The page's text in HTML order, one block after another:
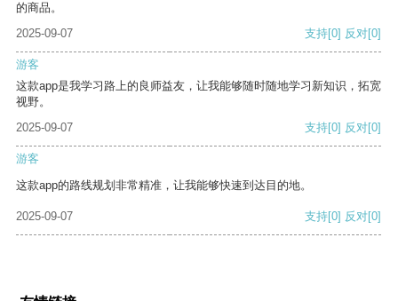
的商品。
2025-09-07
支持[0] 反对[0]
游客
这款app是我学习路上的良师益友，让我能够随时随地学习新知识，拓宽
视野。
2025-09-07
支持[0] 反对[0]
游客
这款app的路线规划非常精准，让我能够快速到达目的地。
2025-09-07 支持[0] 反对[0]